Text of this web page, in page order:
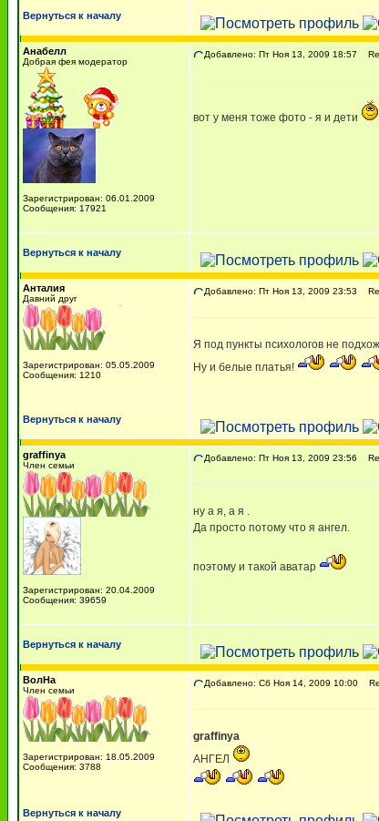
Вернуться к началу
Анабелл
Добрая фея модератор
Зарегистрирован: 06.01.2009
Сообщения: 17921
Добавлено: Пт Ноя 13, 2009 18:57
вот у меня тоже фото - я и дети
Вернуться к началу
Анталия
Давний друг
Зарегистрирован: 05.05.2009
Сообщения: 1210
Добавлено: Пт Ноя 13, 2009 23:53
Я под пункты психологов не
Ну и белые платья!
Вернуться к началу
graffinya
Член семьи
Зарегистрирован: 20.04.2009
Сообщения: 39659
Добавлено: Пт Ноя 13, 2009 23:56
ну а я, а я .
Да просто потому что я ангел.
поэтому и такой аватар
Вернуться к началу
ВолНа
Член семьи
Зарегистрирован: 18.05.2009
Сообщения: 3788
Добавлено: Сб Ноя 14, 2009 10:00
graffinya
АНГЕЛ
Вернуться к началу